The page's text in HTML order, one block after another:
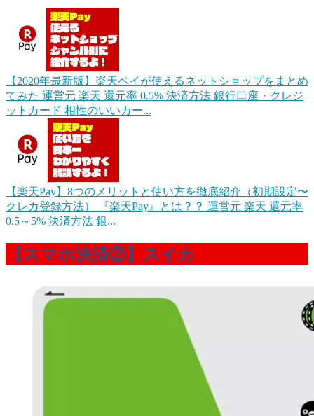
【2020年最新版】楽天ペイが使えるネットショップをまとめ
てみた 運営元 楽天 還元率 0.5% 決済方法 銀行口座・クレジ
ットカード 相性のいいカー...
【楽天Pay】8つのメリットと使い方を徹底紹介（初期設定〜
クレカ登録方法）
『楽天Pay』とは？？ 運営元 楽天 還元率
0.5～5% 決済方法 銀...
【スマホ決済②】スイカ